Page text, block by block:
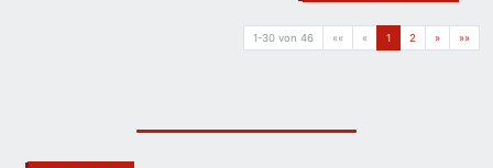
1-30 von 46 «« « 1 2 » »»